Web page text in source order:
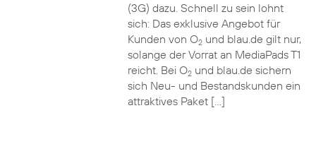
(3G) dazu. Schnell zu sein lohnt
sich: Das exklusive Angebot für
Kunden von O2und blau.de gilt nur,
solange der Vorrat an MediaPads T1
reicht. Bei O2und blau.de sichern
sich Neu- und Bestandskunden ein
attraktives Paket […]